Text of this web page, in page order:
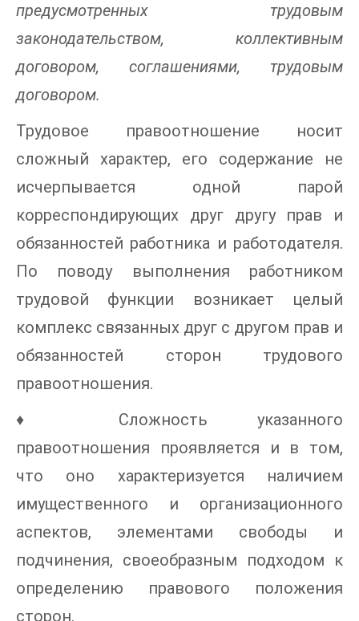
предусмотренных трудовым
законодательством, коллективным
договором, соглашениями, трудовым
договором.
Трудовое правоотношение носит
сложный характер, его содержание не
исчерпывается одной парой
корреспондирующих друг другу прав и
обязанностей работника и работодателя.
По поводу выполнения работником
трудовой функции возникает целый
комплекс связанных друг с другом прав и
обязанностей сторон трудового
правоотношения.
♦ Сложность указанного
правоотношения проявляется и в том,
что оно характеризуется наличием
имущественного и организационного
аспектов, элементами свободы и
подчинения, своеобразным подходом к
определению правового положения
сторон.